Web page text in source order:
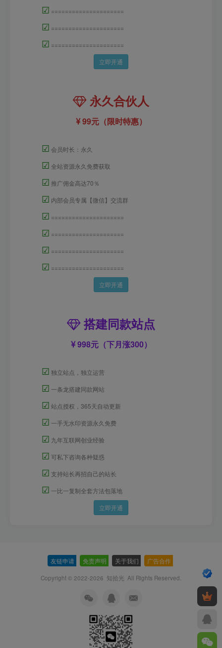
☑ =====================
☑ =====================
☑ =====================
立即开通
永久合伙人
99元（限时特惠）
☑ 会员时长：永久
☑ 全站资源永久免费获取
☑ 推广佣金高达70％
☑ 内部会员专属【微信】交流群
☑ =====================
☑ =====================
☑ =====================
☑ =====================
立即开通
搭建同款站点
998元（下月涨300）
☑ 独立站点，独立运营
☑ 一条龙搭建同款网站
☑ 站点授权，365天自动更新
☑ 一手无水印资源永久免费
☑ 九年互联网创业经验
☑ 可私下咨询各种疑惑
☑ 支持站长再招自己的站长
☑ 一比一复制全套方法包落地
立即开通
友链申请 免责声明 关于我们 广告合作
Copyright © 2022-2026 知拾光 All Rights Reserved.